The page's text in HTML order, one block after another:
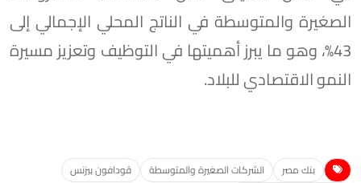
الصغيرة والمتوسطة في الناتج المحلي الإجمالي إلى
43%، وهو ما يبرز أهميتها في التوظيف وتعزيز مسيرة
النمو الاقتصادي للبلاد.
بنك مصر الشركات الصغيرة والمتوسطة
ڤودافون بيزنس